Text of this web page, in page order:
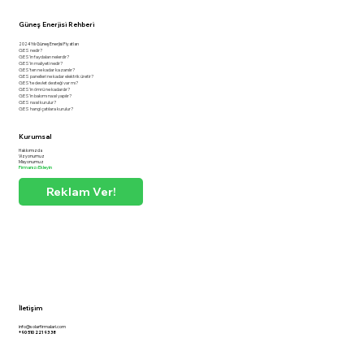
Kurumsal
Hakkımızda
Vizyonumuz
Misyonumuz
Firmanızı Ekleyin
Reklam Ver!
Güneş Enerjisi Rehberi
2024 Yılı Güneş Enerjisi Fiyatları
GES nedir?
GES'in faydaları nelerdir?
GES'in maliyeti nedir?
GES'ten ne kadar kazanılır?
GES panelleri ne kadar elektrik üretir?
GES'te devlet desteği var mı?
GES'in ömrü ne kadardır?
GES'in bakımı nasıl yapılır?
GES nasıl kurulur?
GES hangi çatılara kurulur?
İletişim
info@solarfirmalari.com
+90 510 221 93 38